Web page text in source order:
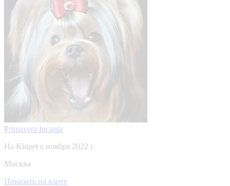
Primavera Incanta
На Kinpet c ноября 2022 г.
Москва
Показать на карте